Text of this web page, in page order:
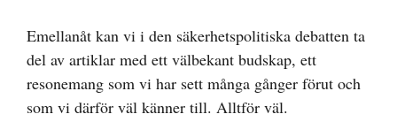
större
bild
Emellanåt kan vi i den säkerhetspolitiska debatten ta
del av artiklar med ett välbekant budskap, ett
resonemang som vi har sett många gånger förut och
som vi därför väl känner till. Alltför väl.